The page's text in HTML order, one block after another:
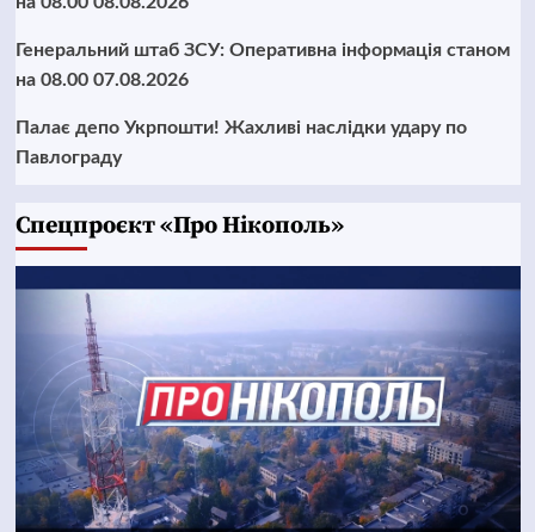
Генеральний штаб ЗСУ: Оперативна інформація станом
на 08.00 07.08.2026
Палає депо Укрпошти! Жахливі наслідки удару по
Павлограду
Cпецпроєкт «Про Нікополь»